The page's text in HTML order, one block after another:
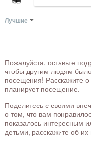
Лучшие
Пожалуйста, оставьте
чтобы другим людям
посещения! Расскажите о
планирует посещение.
Поделитесь с своими
о том, что вам
показалось интересным
детьми, расскажите об их